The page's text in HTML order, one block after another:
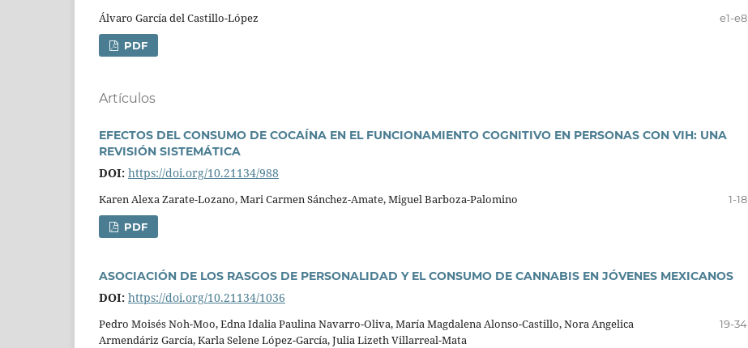
Álvaro Garcí­a del Castillo-López e1-e8
PDF
Artí­culos
EFECTOS DEL CONSUMO DE COCAÍNA EN EL FUNCIONAMIENTO COGNITIVO EN PERSONAS CON VIH: UNA
REVISIÓN SISTEMÁTICA
DOI: https://doi.org/10.21134/988
Karen Alexa Zarate-Lozano, Mari Carmen Sánchez-Amate, Miguel Barboza-Palomino 1-18
PDF
ASOCIACIÓN DE LOS RASGOS DE PERSONALIDAD Y EL CONSUMO DE CANNABIS EN JÓVENES MEXICANOS
DOI: https://doi.org/10.21134/1036
Pedro Moisés Noh-Moo, Edna Idalia Paulina Navarro-Oliva, Marí­a Magdalena Alonso-Castillo, Nora Angelica
Armendáriz Garcí­a, Karla Selene López-Garcí­a, Julia Lizeth Villarreal-Mata
19-34